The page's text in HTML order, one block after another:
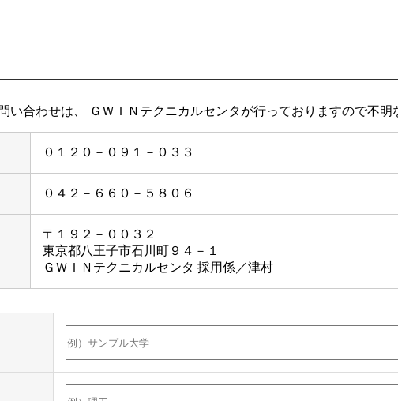
い合わせは、 ＧＷＩＮテクニカルセンタが行っておりますので不
０１２０－０９１－０３３
０４２－６６０－５８０６
〒１９２－００３２
東京都八王子市石川町９４－１
ＧＷＩＮテクニカルセンタ 採用係／津村